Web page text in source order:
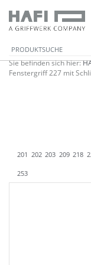
Sie befinden sich hier:
Fenstergriff 227 mit
201 202 203 209 218
253